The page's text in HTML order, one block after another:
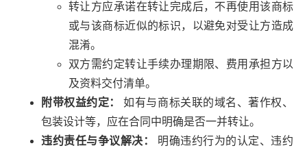
转让方应承诺在转让完成后，不再使用该商标
或与该商标近似的标识，以避免对受让方造成
混淆。
双方需约定转让手续办理期限、费用承担方以
及资料交付清单。
附带权益约定：
如有与商标关联的域名、著作权、
包装设计等，应在合同中明确是否一并转让。
违约责任与争议解决：
明确违约行为的认定、违约